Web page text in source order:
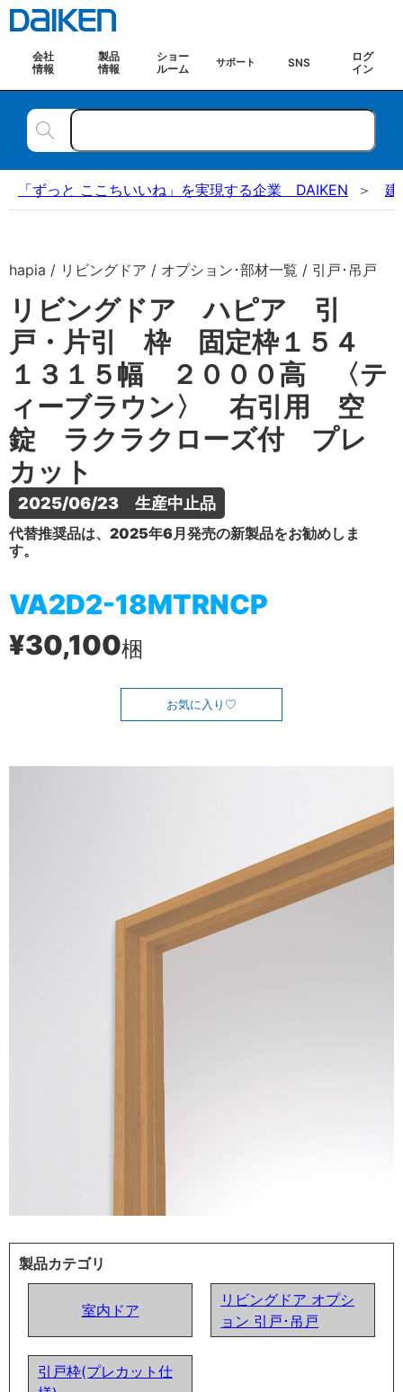
会社
情報
製品
情報
ショー
ルーム
サポート SNS
ログ
イン
「ずっと ここちいいね」を実現する企業 DAIKEN 建
hapia / リビングドア / オプション･部材一覧 / 引戸･吊戸
リビングドア ハピア 引
戸・片引 枠 固定枠１５４
１３１５幅 ２０００高 〈テ
ィーブラウン〉 右引用 空
錠 ラクラクローズ付 プレ
カット
2025/06/23　生産中止品
代替推奨品は、2025年6月発売の新製品をお勧めしま
す。
VA2D2-18MTRNCP
¥30,100梱
お気に入り
製品カテゴリ
室内ドア
リビングドア オプシ
ョン 引戸･吊戸
引戸枠(プレカット仕